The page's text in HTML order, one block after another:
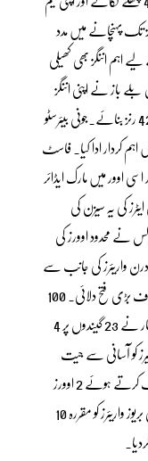
اوورز میں 5 وکٹوں کے نقصان پر 134 رنز تک پہنچانے میں مدد
اننگز بھی کھیلی
باز نے اپنی اننگز
میں 16 گیندوں پر 3 چوکے اور 4 چھکوں کی مدد سے 42 رنز بنائے۔جونی بیئرسٹو
میں اہم کردار ادا کیا۔ فاسٹ
اوور میں مارک ایڈائر
کی یہ سیزن کی
نے محدود اوورز کی
واریئرز کی جانب سے
شاندار اننگز کھیل کر اپنی ٹیم کو چنئی بریو جیگوارز کے خلاف بڑی فتح دلائی۔ 100
رنز کے ہدف کے تعاقب میں ویسٹ انڈیز کے اسٹار نے 23 گیندوں پر 4
اور وارئیرز کو آسانی سے جیت
دلائی۔اس سے قبل ٹرینٹ بولٹ نے شاندار بولنگ کرتے ہوئے 2 اوورز
میں ایک وکٹ کے نقصان پر 11 رنز بنائے اور چنئی بریوز واریئرز کو مقررہ 10